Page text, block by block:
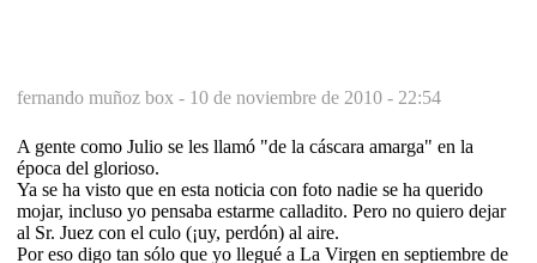
fernando muñoz box - 10 de noviembre de 2010 - 22:54
A gente como Julio se les llamó "de la cáscara amarga" en la
época del glorioso.
Ya se ha visto que en esta noticia con foto nadie se ha querido
mojar, incluso yo pensaba estarme calladito. Pero no quiero dejar
al Sr. Juez con el culo (¡uy, perdón) al aire.
Por eso digo tan sólo que yo llegué a La Virgen en septiembre de